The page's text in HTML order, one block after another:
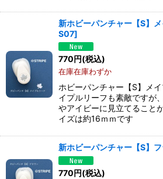
新ホビーパンチャー【S】
S07]
770円(税込)
在庫在庫わずか
ホビーパンチャー【S】メ
イプルリーフも素敵ですが
やアイビーに見立てること
イズは約16ｍｍです
新ホビーパンチャー【S】
770円(税込)